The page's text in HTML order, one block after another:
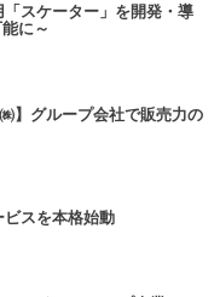
スケーター」を開発・導
に～
】グループ会社で販売力の
スを本格始動